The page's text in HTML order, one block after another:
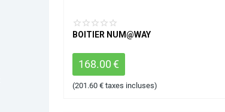
BOITIER NUM@WAY
168.00€
(201.60 € taxes incluses)